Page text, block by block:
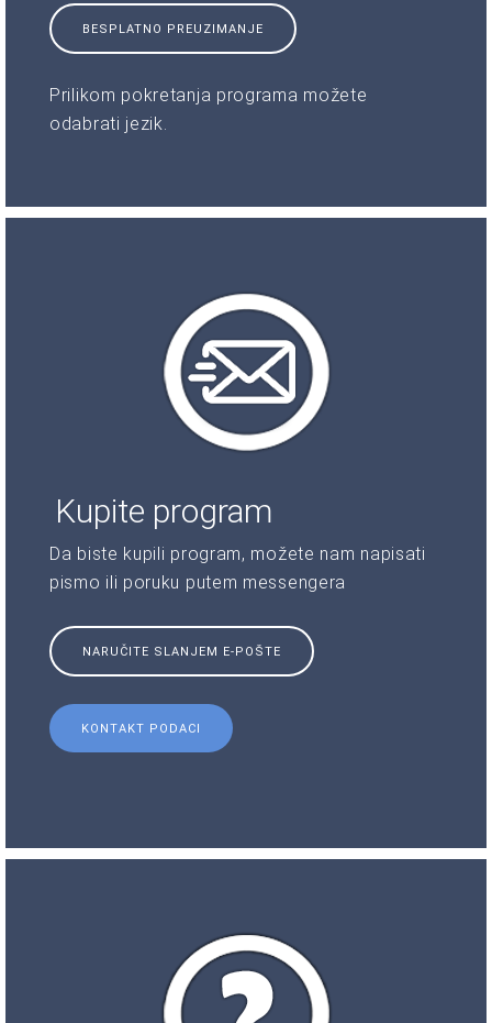
BESPLATNO PREUZIMANJE
Prilikom pokretanja programa možete
odabrati jezik.
Kupite program
Da biste kupili program, možete nam napisati
pismo ili poruku putem messengera
NARUČITE SLANJEM E-POŠTE
KONTAKT PODACI